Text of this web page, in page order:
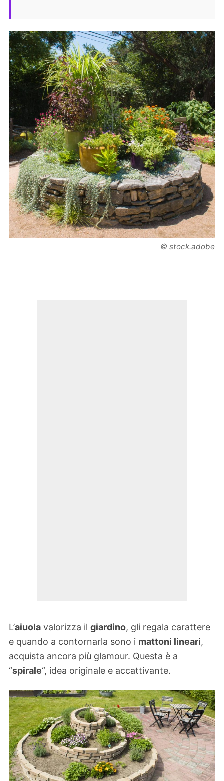
© stock.adobe
L’aiuola valorizza il giardino, gli regala carattere
e quando a contornarla sono i mattoni lineari,
acquista ancora più glamour. Questa è a
“spirale“, idea originale e accattivante.